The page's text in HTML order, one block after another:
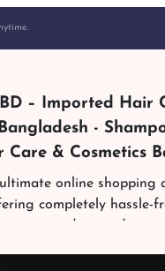
– Imported Hair
-
& Cosmetics
online shopping
completely hassle-
secure and trusted
shopping with all